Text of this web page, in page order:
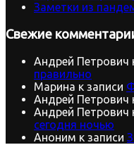
Заметки из
Свежие
Андрей Петрович
правильно
Марина к записи
Андрей Петрович
Андрей Петрович
сегодня ночью
Аноним к записи